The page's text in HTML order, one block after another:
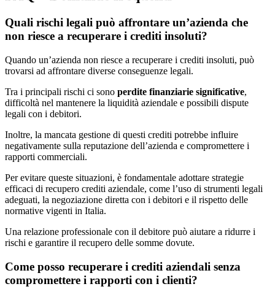
Quali rischi legali può affrontare un’azienda che
non riesce a recuperare i crediti insoluti?
Quando un’azienda non riesce a recuperare i crediti insoluti, può
trovarsi ad affrontare diverse conseguenze legali.
Tra i principali rischi ci sono perdite finanziarie significative,
difficoltà nel mantenere la liquidità aziendale e possibili dispute
legali con i debitori.
Inoltre, la mancata gestione di questi crediti potrebbe influire
negativamente sulla reputazione dell’azienda e compromettere i
rapporti commerciali.
Per evitare queste situazioni, è fondamentale adottare strategie
efficaci di recupero crediti aziendale, come l’uso di strumenti legali
adeguati, la negoziazione diretta con i debitori e il rispetto delle
normative vigenti in Italia.
Una relazione professionale con il debitore può aiutare a ridurre i
rischi e garantire il recupero delle somme dovute.
Come posso recuperare i crediti aziendali senza
compromettere i rapporti con i clienti?